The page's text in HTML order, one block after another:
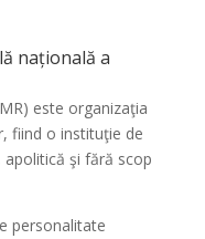
națională a
este organizaţia
fiind o instituţie de
şi fără scop
personalitate